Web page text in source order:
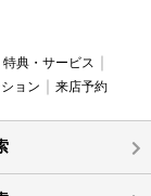
特典・サービス
ョン 来店予約